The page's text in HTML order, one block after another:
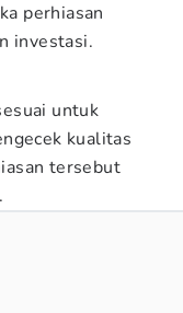
perhiasan
investasi.
untuk
kualitas
tersebut